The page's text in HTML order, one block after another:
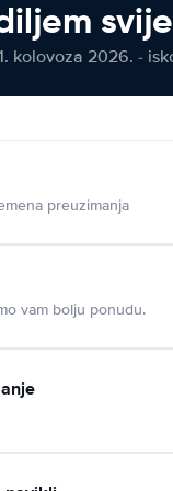
kolovoza 2026. -
preuzimanja
vam bolju ponudu.